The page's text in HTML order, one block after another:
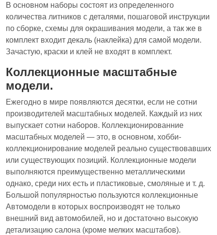
В основном наборы состоят из определенного
количества литников с деталями, пошаговой инструкции
по сборке, схемы для окрашивания модели, а так же в
комплект входит декаль (наклейка) для самой модели.
Зачастую, краски и клей не входят в комплект.
Коллекционные масштабные
модели.
Ежегодно в мире появляются десятки, если не сотни
производителей масштабных моделей. Каждый из них
выпускает сотни наборов. Коллекционированние
масштабных моделей — это, в основном, хобби-
коллекционирование моделей реально существовавших
или существующих позиций. Коллекционные модели
выполняются преимущественно металлическими
однако, среди них есть и пластиковые, смоляные и т. д.
Большой популярностью пользуются коллекционные
Автомодели в которых воспроизводят не только
внешний вид автомобилей, но и достаточно высокую
детализацию салона (кроме мелких масштабов).